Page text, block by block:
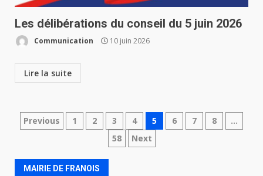
Les délibérations du conseil du 5 juin 2026
Communication 10 juin 2026
Lire la suite
Navigation
articles
Previous 1 2 3 4 5 6 7 8
…
58
Next
MAIRIE DE FRANOIS